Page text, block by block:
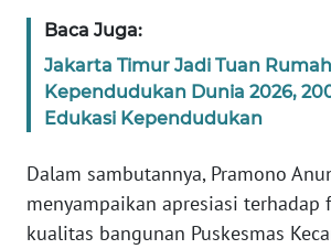
Baca Juga:
Jakarta Timur Jadi Tuan
Kependudukan Dunia 2026,
Edukasi Kependudukan
Dalam sambutannya, Pramono
menyampaikan apresiasi terhadap
kualitas bangunan Puskesmas
Wahana
Regional
WN